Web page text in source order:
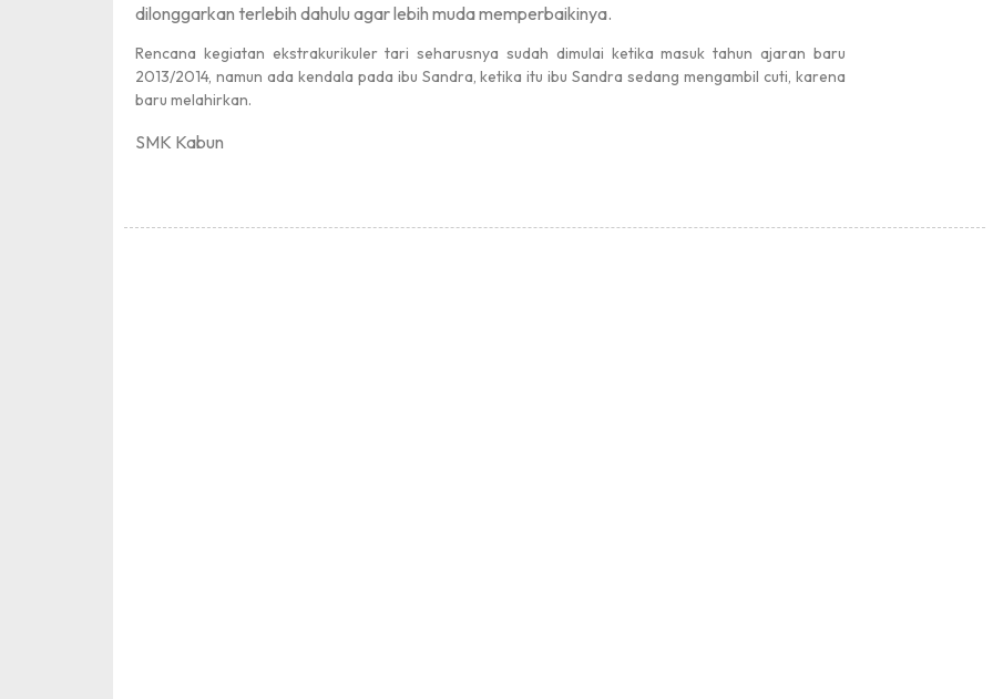
dilonggarkan terlebih dahulu agar lebih muda memperbaikinya.
Rencana kegiatan ekstrakurikuler tari seharusnya sudah dimulai ketika masuk tahun ajaran baru
2013/2014, namun ada kendala pada ibu Sandra, ketika itu ibu Sandra sedang mengambil cuti, karena
baru melahirkan.
SMK Kabun